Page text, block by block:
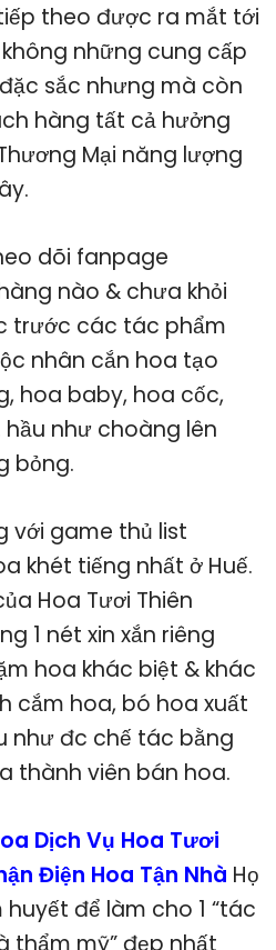
theo được ra mắt tới
những cung cấp
sắc nhưng mà còn
hàng tất cả hưởng
Mại năng lượng
dõi fanpage
nào & chưa khỏi
trước các tác phẩm
nhân cắn hoa tạo
hoa baby, hoa cốc,
như choàng lên
bỏng.
với game thủ list
khét tiếng nhất ở Huế.
Hoa Tươi Thiên
1 nét xin xắn riêng
hoa khác biệt & khác
cắm hoa, bó hoa xuất
như đc chế tác bằng
thành viên bán hoa.
Dịch Vụ Hoa Tươi
Điện Hoa Tận Nhà Họ
để làm cho 1 “tác